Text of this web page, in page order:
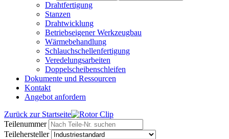
Drahtfertigung
Stanzen
Drahtwicklung
Betriebseigener Werkzeugbau
Wärmebehandlung
Schlauchschellenfertigung
Veredelungsarbeiten
Doppelscheibenschleifen
Dokumente und Ressourcen
Kontakt
Angebot anfordern
Zurück zur Startseite
Teilenummer
Teilehersteller